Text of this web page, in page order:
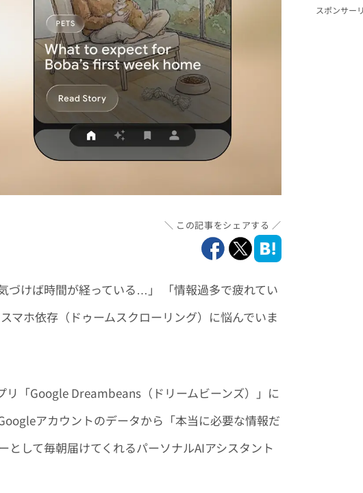
この記事をシェアする
づけば時間が経っている…」 「情報過多で疲れてい
マホ依存（ドゥームスクローリング）に悩んでいま
「Google Dreambeans（ドリームビーンズ）」に
アカウントのデータから「本当に必要な情報だ
して毎朝届けてくれるパーソナルAIアシスタント
スポンサー